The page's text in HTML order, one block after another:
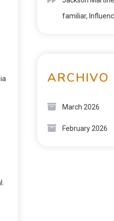
familiar,
ARCHIVO
March 2026
February 2026